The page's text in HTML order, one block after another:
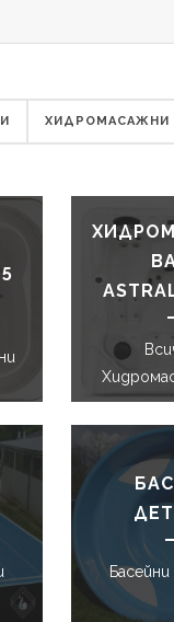
ХИДРОМАСАЖНИ